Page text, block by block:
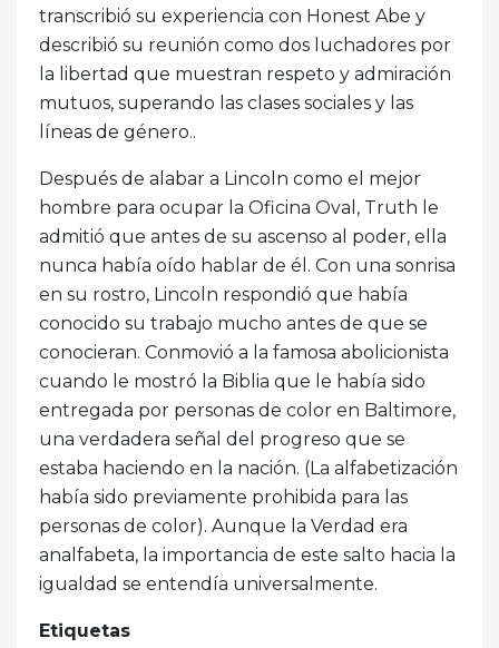
transcribió su experiencia con Honest Abe y
describió su reunión como dos luchadores por
la libertad que muestran respeto y admiración
mutuos, superando las clases sociales y las
líneas de género..
Después de alabar a Lincoln como el mejor
hombre para ocupar la Oficina Oval, Truth le
admitió que antes de su ascenso al poder, ella
nunca había oído hablar de él. Con una sonrisa
en su rostro, Lincoln respondió que había
conocido su trabajo mucho antes de que se
conocieran. Conmovió a la famosa abolicionista
cuando le mostró la Biblia que le había sido
entregada por personas de color en Baltimore,
una verdadera señal del progreso que se
estaba haciendo en la nación. (La alfabetización
había sido previamente prohibida para las
personas de color). Aunque la Verdad era
analfabeta, la importancia de este salto hacia la
igualdad se entendía universalmente.
Etiquetas